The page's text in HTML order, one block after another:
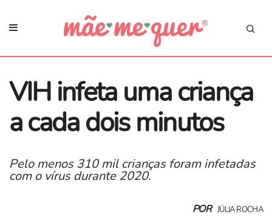
VIH infeta uma criança
a cada dois minutos
Pelo menos 310 mil crianças foram infetadas
com o vírus durante 2020.
POR JÚLIA ROCHA